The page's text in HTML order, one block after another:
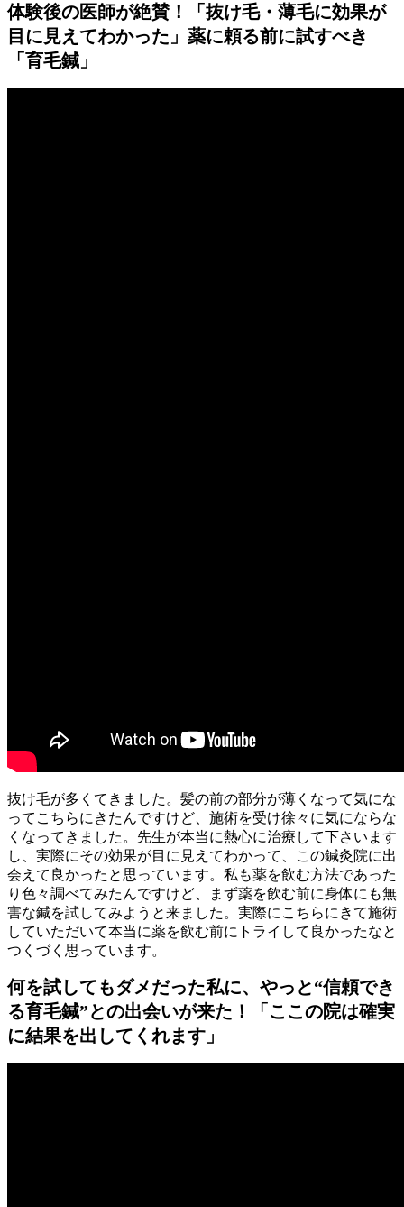
体験後の医師が絶賛！「抜け毛・薄毛に効果が
目に見えてわかった」薬に頼る前に試すべき
「育毛鍼」
抜け毛が多くてきました。髪の前の部分が薄くなって気にな
ってこちらにきたんですけど、施術を受け徐々に気にならな
くなってきました。先生が本当に熱心に治療して下さいます
し、実際にその効果が目に見えてわかって、この鍼灸院に出
会えて良かったと思っています。私も薬を飲む方法であった
り色々調べてみたんですけど、まず薬を飲む前に身体にも無
害な鍼を試してみようと来ました。実際にこちらにきて施術
していただいて本当に薬を飲む前にトライして良かったなと
つくづく思っています。
何を試してもダメだった私に、やっと“信頼でき
る育毛鍼”との出会いが来た！「ここの院は確実
に結果を出してくれます」